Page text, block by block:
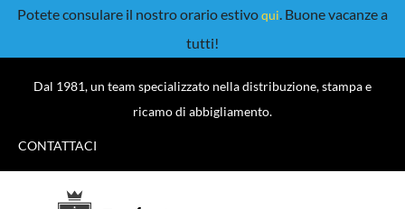
Potete consulare il nostro orario estivoqui. Buone vacanze a
tutti!
Dal 1981, un team specializzato nella distribuzione, stampa e
ricamo di abbigliamento.
CONTATTACI